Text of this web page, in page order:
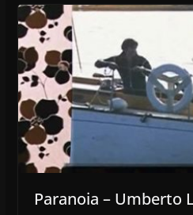
Paranoia – Umberto